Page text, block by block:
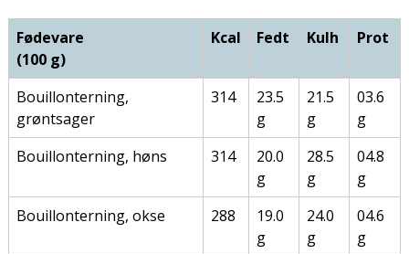
Fødevare
(100 g)
Kcal Fedt Kulh Prot
Bouillonterning,
grøntsager
314
23.5
g
21.5
g
03.6
g
Bouillonterning, høns
314
20.0
g
28.5
g
04.8
g
Bouillonterning, okse
288
19.0
g
24.0
g
04.6
g